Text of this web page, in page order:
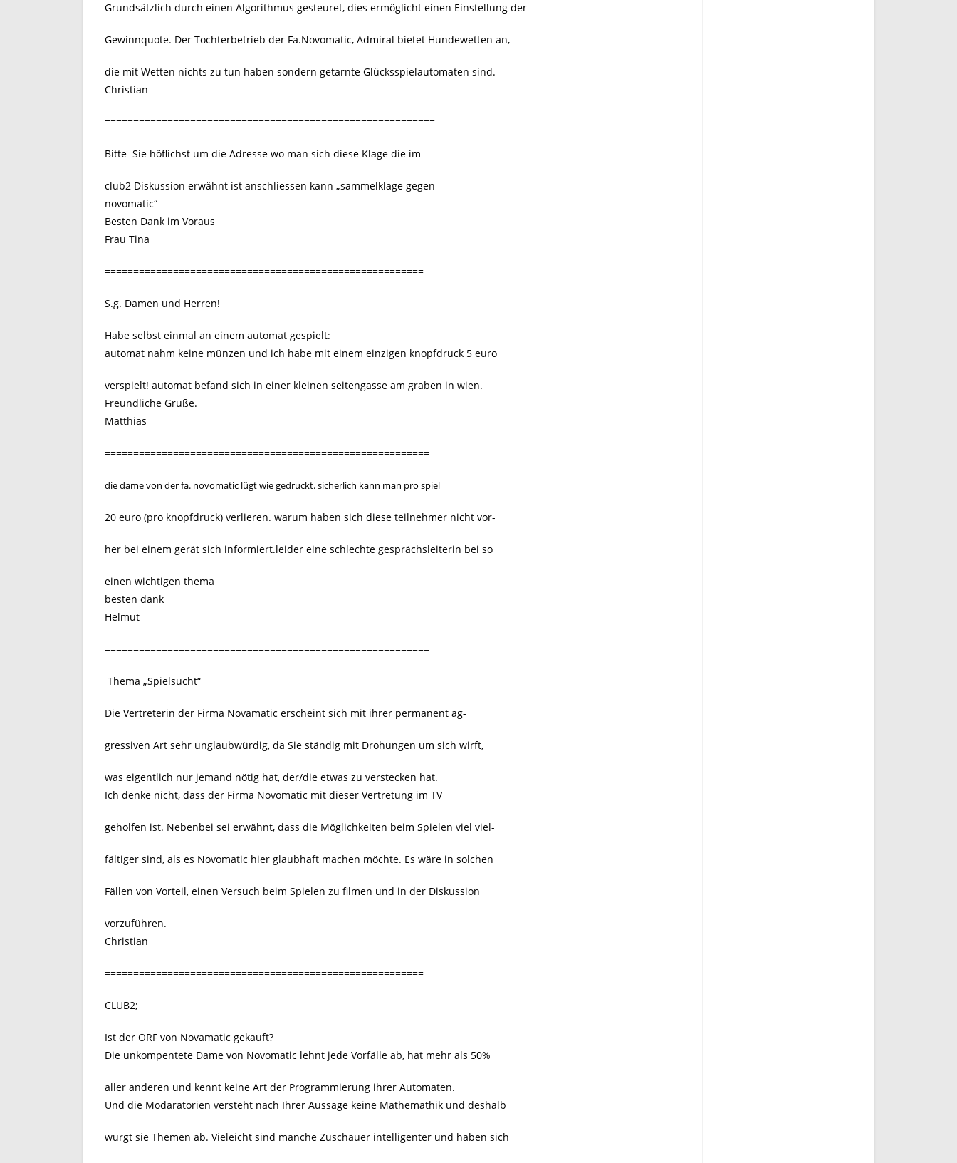
Grundsätzlich durch einen Algorithmus gesteuret, dies ermöglicht einen Einstellung der
Gewinnquote. Der Tochterbetrieb der Fa.Novomatic, Admiral bietet Hundewetten an,
die mit Wetten nichts zu tun haben sondern getarnte Glücksspielautomaten sind.
Christian
==========================================================
Bitte Sie höflichst um die Adresse wo man sich diese Klage die im
club2 Diskussion erwähnt ist anschliessen kann „sammelklage gegen
novomatic“
Besten Dank im Voraus
Frau Tina
========================================================
S.g. Damen und Herren!
Habe selbst einmal an einem automat gespielt:
automat nahm keine münzen und ich habe mit einem einzigen knopfdruck 5 euro
verspielt! automat befand sich in einer kleinen seitengasse am graben in wien.
Freundliche Grüße.
Matthias
=========================================================
die dame von der fa. novomatic lügt wie gedruckt. sicherlich kann man pro spiel
20 euro (pro knopfdruck) verlieren. warum haben sich diese teilnehmer nicht vor-
her bei einem gerät sich informiert.leider eine schlechte gesprächsleiterin bei so
einen wichtigen thema
besten dank
Helmut
=========================================================
Thema „Spielsucht“
Die Vertreterin der Firma Novamatic erscheint sich mit ihrer permanent ag-
gressiven Art sehr unglaubwürdig, da Sie ständig mit Drohungen um sich wirft,
was eigentlich nur jemand nötig hat, der/die etwas zu verstecken hat.
Ich denke nicht, dass der Firma Novomatic mit dieser Vertretung im TV
geholfen ist. Nebenbei sei erwähnt, dass die Möglichkeiten beim Spielen viel viel-
fältiger sind, als es Novomatic hier glaubhaft machen möchte. Es wäre in solchen
Fällen von Vorteil, einen Versuch beim Spielen zu filmen und in der Diskussion
vorzuführen.
Christian
========================================================
CLUB2;
Ist der ORF von Novamatic gekauft?
Die unkompentete Dame von Novomatic lehnt jede Vorfälle ab, hat mehr als 50%
aller anderen und kennt keine Art der Programmierung ihrer Automaten.
Und die Modaratorien versteht nach Ihrer Aussage keine Mathemathik und deshalb
würgt sie Themen ab. Vieleicht sind manche Zuschauer intelligenter und haben sich